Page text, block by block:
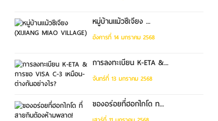
หมู่บ้านแม้วซีเจียง ...
อังคารที่ 14 มกราคม 2568
การลงทะเบียน K-ETA &...
จันทร์ที่ 13 มกราคม 2568
ของอร่อยที่ฮอกไกโด ท...